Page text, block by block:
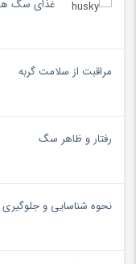
غذای سگ
مراقبت از سلامت گربه
رفتار و ظاهر سگ
نحوه شناسایی و